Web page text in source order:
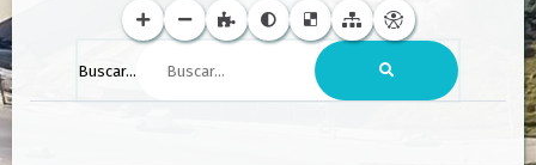
Buscar...